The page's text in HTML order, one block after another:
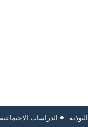
الدراسات الاجتماعية البوذية